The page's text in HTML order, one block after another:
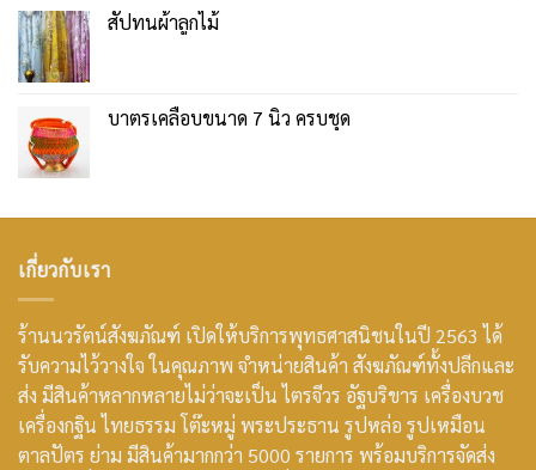
สัปทนผ้าลูกไม้
บาตรเคลือบขนาด 7 นิ้ว ครบชุด
เกี่ยวกับเรา
ร้านนวรัตน์สังฆภัณฑ์ เปิดให้บริการพุทธศาสนิชนในปี 2563 ได้
รับความไว้วางใจ ในคุณภาพ จำหน่ายสินค้า สังฆภัณฑ์ทั้งปลีกและ
ส่ง มีสินค้าหลากหลายไม่ว่าจะเป็น ไตรจีวร อัฐบริขาร เครื่องบวช
เครื่องกฐิน ไทยธรรม โต๊ะหมู่ พระประธาน รูปหล่อ รูปเหมือน
ตาลปัตร ย่าม มีสินค้ามากกว่า 5000 รายการ พร้อมบริการจัดส่ง